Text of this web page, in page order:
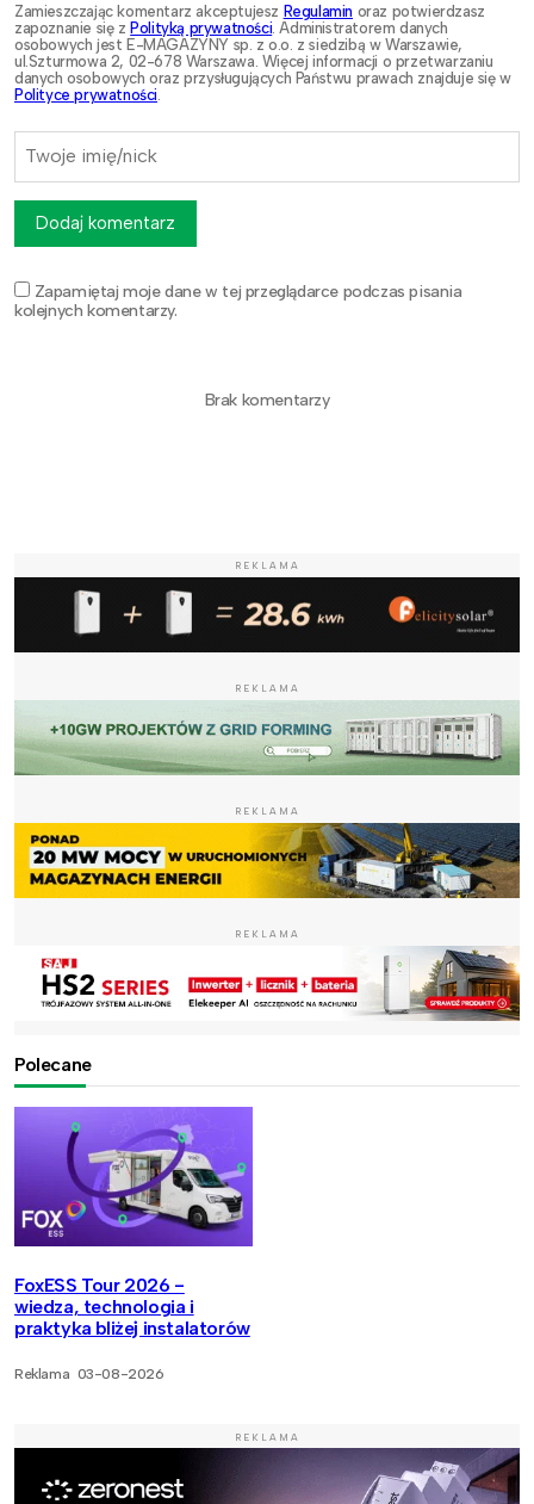
Zamieszczając komentarz akceptujesz Regulamin oraz potwierdzasz
zapoznanie się zPolityką prywatności . Administratorem danych
osobowych jest E-MAGAZYNY sp. z o.o. z siedzibą w Warszawie,
ul.Szturmowa 2, 02-678 Warszawa. Więcej informacji o przetwarzaniu
danych osobowych oraz przysługujących Państwu prawach znajduje się w
Polityce prywatności
Zapamiętaj moje dane w tej przeglądarce podczas pisania
kolejnych komentarzy.
Dodaj komentarz
Brak komentarzy
REKLAMA
REKLAMA
REKLAMA
REKLAMA
Polecane
FoxESS Tour 2026 -
wiedza, technologia i
praktyka bliżej instalatorów
Reklama 03-08-2026
REKLAMA